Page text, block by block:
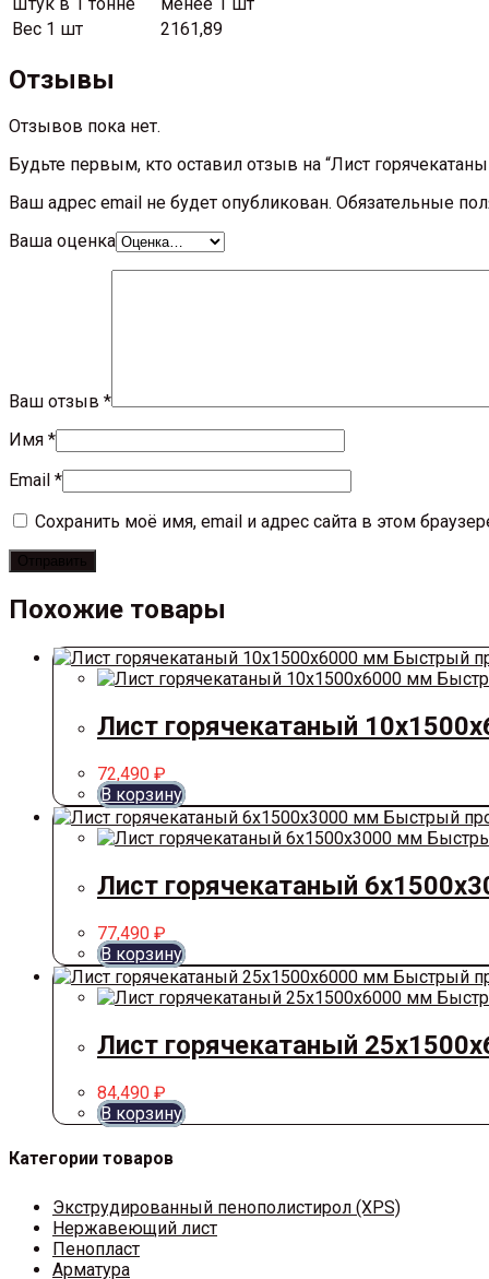
Вес 1 шт
2161,89
Отзывы
Отзывов пока нет.
Будьте первым, кто оставил отзыв на “Лист
Ваш адрес email не будет опубликован. Обязательные
Ваша оценка
Ваш отзыв *
Имя *
Email *
Сохранить моё имя, email и адрес сайта в этом
Похожие товары
Быстрый
Лист горячекатаный
72,490 ₽
В корзину
Быстрый
Лист горячекатаный
77,490 ₽
В корзину
Быстрый
Лист горячекатаный
84,490 ₽
В корзину
Категории товаров
Экструдированный пенополистирол (XPS)
Нержавеющий лист
Пенопласт
Арматура